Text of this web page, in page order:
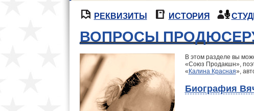
РЕКВИЗИТЫ ИСТОРИЯ
ВОПРОСЫ
В этом разделе вы
«Союз Продакшн»,
«Калина Красная»,
Биография